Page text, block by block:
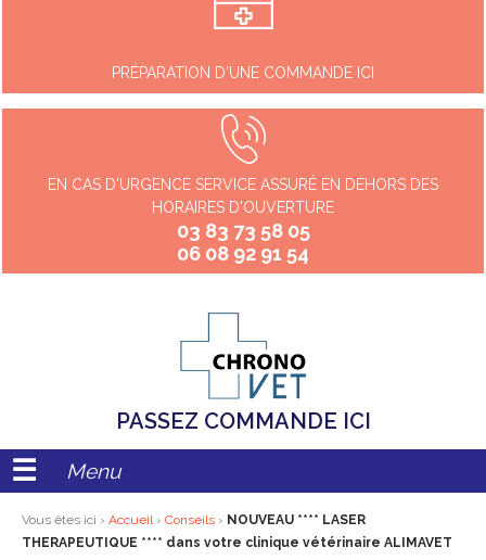
PRÉPARATION D'UNE COMMANDE ICI
EN CAS D'URGENCE SERVICE ASSURÉ EN DEHORS DES
HORAIRES D'OUVERTURE
03 83 73 58 05
06 08 92 91 54
PASSEZ COMMANDE ICI
Menu
Vous êtes ici › Accueil› Conseils › NOUVEAU **** LASER
THERAPEUTIQUE **** dans votre clinique vétérinaire ALIMAVET